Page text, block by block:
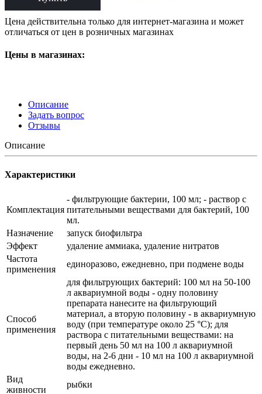
Цена действительна только для интернет-магазина и может
отличаться от цен в розничных магазинах
Цены в магазинах:
Описание
Задать вопрос
Отзывы
Описание
Характеристики
Комплектация
- фильтрующие бактерии, 100 мл; - раствор с
питательными веществами для бактерий, 100
мл.
Назначение
запуск биофильтра
Эффект
удаление аммиака, удаление нитратов
Частота
применения
единоразово, ежедневно, при подмене воды
Способ
применения
для фильтрующих бактерий: 100 мл на 50-100
л аквариумной воды - одну половину
препарата нанесите на фильтрующий
материал, а вторую половину - в аквариумную
воду (при температуре около 25 °C); для
раствора с питательными веществами: на
первый день 50 мл на 100 л аквариумной
воды, на 2-6 дни - 10 мл на 100 л аквариумной
воды ежедневно.
Вид
живности
рыбки